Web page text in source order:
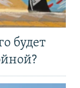
будет